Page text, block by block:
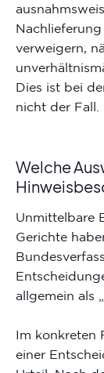
verweigern,
Dies ist bei
nicht der Fall.
Welche
Unmittelbare
Gerichte
allgemein als
Im konkreten
einer